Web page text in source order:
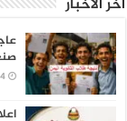
عاجل..
صنعاء 1448 – 2026
اعلان